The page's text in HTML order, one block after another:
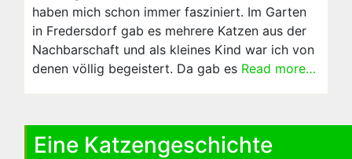
haben mich schon immer fasziniert. Im Garten
in Fredersdorf gab es mehrere Katzen aus der
Nachbarschaft und als kleines Kind war ich von
denen völlig begeistert. Da gab es Read more…
Eine Katzengeschichte